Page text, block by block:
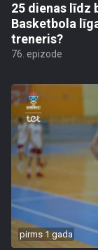
25 dienas līdz
Basketbola
treneris?
76. epizode
pirms 1 gada